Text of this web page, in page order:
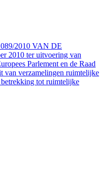
2010 VAN DE
2010 ter uitvoering van
Parlement en de Raad
van verzamelingen ruimtelijke
betrekking tot ruimtelijke